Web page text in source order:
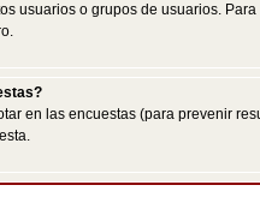
usuarios o grupos de usuarios.
en las encuestas (para prevenir